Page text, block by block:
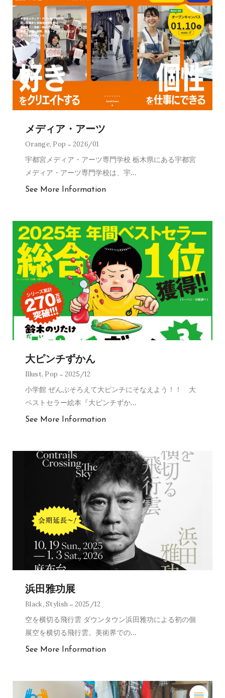
メディア・アーツ
Orange, Pop 2026/01
宇都宮メディア・アーツ専門学校 栃木県にある宇都宮
メディア・アーツ専門学校は、宇…
See More Information
大ピンチずかん
Illust, Pop 2025/12
小学館 ぜんぶそろえて大ピンチにそなえよう！！ 大
ベストセラー絵本『大ピンチずか…
See More Information
浜田雅功展
Black,Stylish 2025/12
空を横切る飛行雲 ダウンタウン浜田雅功による初の個
展空を横切る飛行雲。美術界での…
See More Information